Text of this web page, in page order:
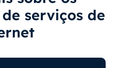
serviços de